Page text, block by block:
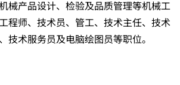
械产品设计、检验及品质管理等机械工
程师、技术员、管工、技术主任、技术
技术服务员及电脑绘图员等职位。